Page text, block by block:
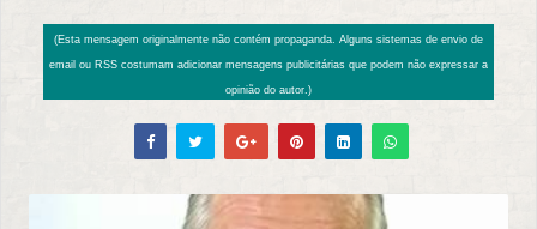
(Esta mensagem originalmente não contém propaganda. Alguns sistemas de envio de
email ou RSS costumam adicionar mensagens publicitárias que podem não expressar a
opinião do autor.)